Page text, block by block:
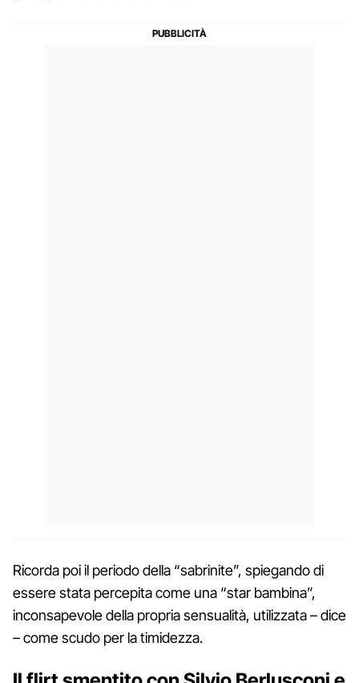
Ricorda poi il periodo della “sabrinite”, spiegando di
essere stata percepita come una “star bambina”,
inconsapevole della propria sensualità, utilizzata – dice
– come scudo per la timidezza.